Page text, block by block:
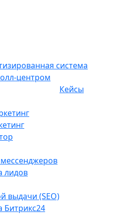
система
центром
лидов
выдачи (SEO)
Битрикс24
Кейсы